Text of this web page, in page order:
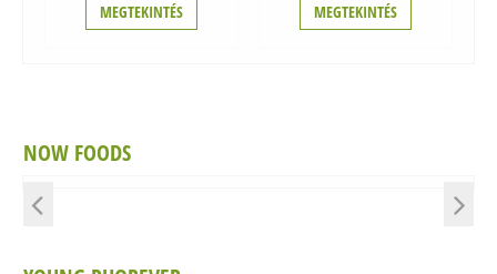
MEGTEKINTÉS MEGTEKINTÉS
NOW FOODS